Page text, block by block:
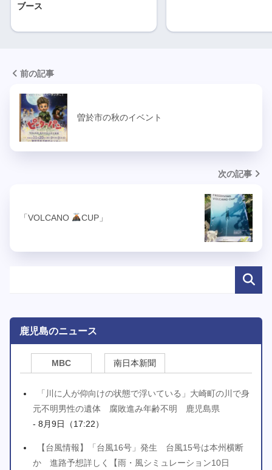
ブース
前の記事
曽於市の秋のイベント
次の記事
「VOLCANO CUP」
鹿児島のニュース
MBC 南日本新聞
「川に人が仰向けの状態で浮いている」大崎町の川で身
元不明男性の遺体 腐敗進み年齢不明 鹿児島県
- 8月9日（17:22）
【台風情報】「台風16号」発生 台風15号は本州横断
か 進路予想詳しく【雨・風シミュレーション10日